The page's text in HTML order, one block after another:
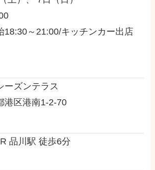
～21:00/キッチンカー出店
ーズンテラス
港区港南1-2-70
品川駅 徒歩6分